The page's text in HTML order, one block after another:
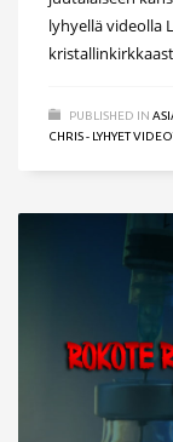
lyhyellä videolla
PUBLISHED IN
CHRIS - LYHYET